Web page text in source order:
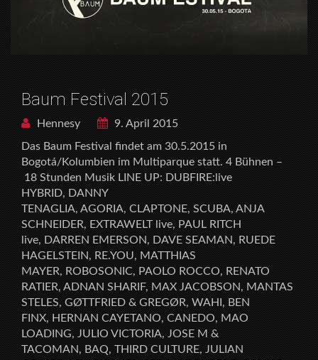
Baum Festival 2015
Hennesy
9. April 2015
Das Baum Festival findet am 30.5.2015 in
Bogotá/Kolumbien im Multiparque statt. 4 Bühnen –
18 Stunden Musik LINE UP: DUBFIRE:live
HYBRID, DANNY
TENAGLIA, AGORIA, CLAPTONE, SCUBA, ANJA
SCHNEIDER, EXTRAWELT live, PAUL RITCH
live, DARREN EMERSON, DAVE SEAMAN, RUEDE
HAGELSTEIN, RE.YOU, MATTHIAS
MAYER, ROBOSONIC, PAOLO ROCCO, RENATO
RATIER, ADNAN SHARIF, MAX JACOBSON, MANTAS
STELES, GØTTFRIED & GREGØR, WAHI, BEN
FINX, HERNAN CAYETANO, CANEDO, MAO
LOADING, JULIO VICTORIA, JOSE M &
TACOMAN, BAQ, THIRD CULTURE, JULIAN